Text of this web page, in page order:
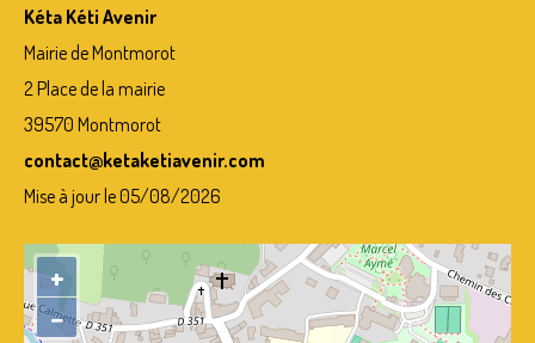
Kéta Kéti Avenir
Mairie de Montmorot
2 Place de la mairie
39570 Montmorot
contact@ketaketiavenir.com
Mise à jour le 05/08/2026
+
−